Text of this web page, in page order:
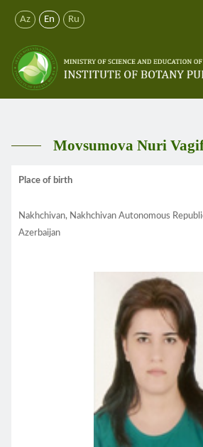
Az En Ru
Movsumova Nuri
Place of birth
Nakhchivan, Nakhchivan Autonomous
Azerbaijan